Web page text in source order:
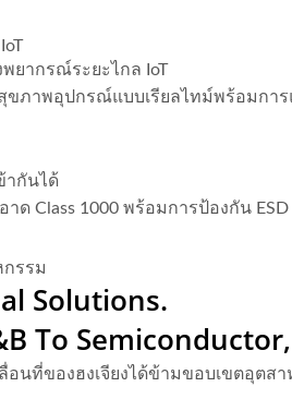
พยากรณ์ระยะไกล IoT
ขภาพอุปกรณ์แบบเรียลไทม์พร้อมการ
ากันได้
าด Class 1000 พร้อมการป้องกัน
รรม
Solutions.
To Semiconductor,
อนที่ของฮงเจียงได้ข้ามขอบเขตอุต